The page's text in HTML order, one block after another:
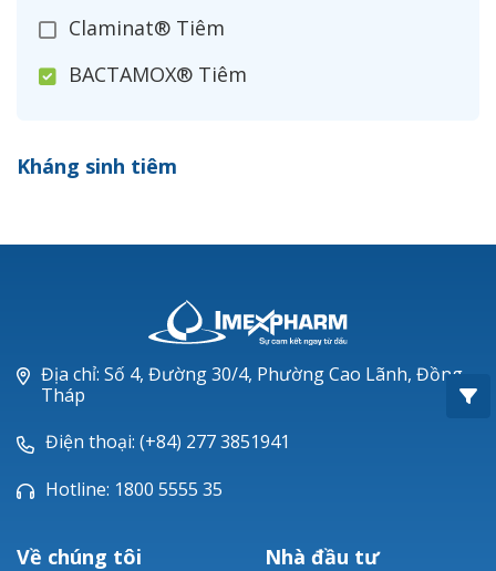
Claminat® Tiêm
BACTAMOX® Tiêm
Ceftizoxim®
Piperacillin
Ticarlinat®
Zobacta®
Bacsulfo®
Kháng sinh tiêm
Địa chỉ: Số 4, Đường 30/4, Phường Cao Lãnh, Đồng
Tháp
Điện thoại: (+84) 277 3851941
Hotline: 1800 5555 35
Về chúng tôi Nhà đầu tư